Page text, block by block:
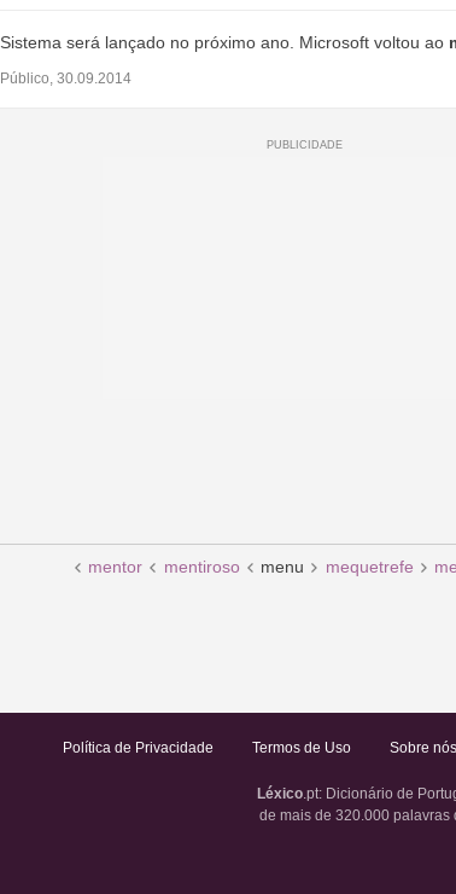
Sistema será lançado no próximo ano. Microsoft voltou ao
Público, 30.09.2014
mentor mentiroso menu mequetrefe
Política de Privacidade Termos de Uso Sobre nós
Léxico .pt: Dicionário de
de mais de 320.000 palavras